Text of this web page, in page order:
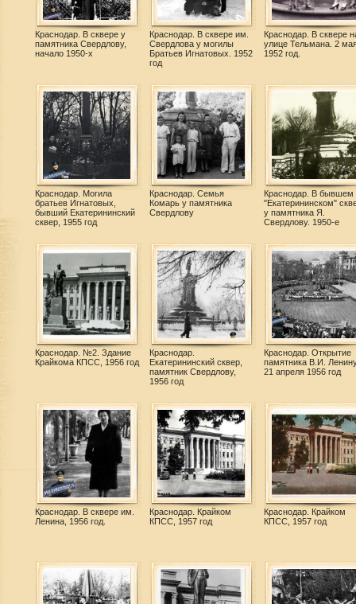
Краснодар. В сквере у
памятника Свердлову,
начало 1950-х
Краснодар. В сквере им.
Свердлова у могилы
Братьев Игнатовых. 1952
год
Краснодар. В сквере
улице Тельмана. 2
1952 год.
Краснодар. Могила
братьев Игнатовых,
бывший Екатерининский
сквер, 1955 год
Краснодар. Семья
Комарь у памятника
Свердлову
Краснодар. В бывшем
"Екатерининском"
у памятника Я.
Свердлову. 1950-е
Краснодар. №2. Здание
Крайкома КПСС, 1956 год
Краснодар.
Екатерининский сквер,
памятник Свердлову,
1956 год
Краснодар. Открытие
памятника В.И.
21 апреля 1956 год
Краснодар. В сквере им.
Ленина, 1956 год.
Краснодар. Крайком
КПСС, 1957 год
Краснодар. Крайком
КПСС, 1957 год